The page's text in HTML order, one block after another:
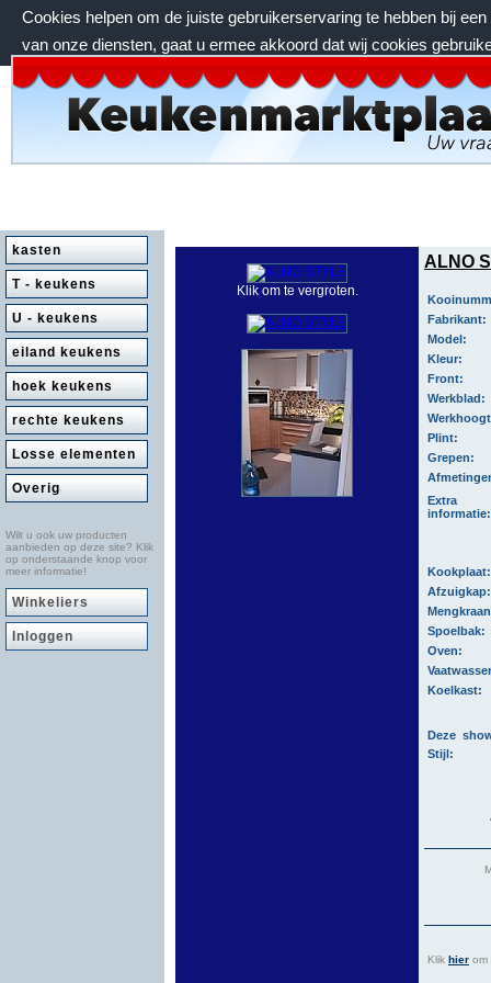
Cookies helpen om de juiste gebruikerservaring te hebben bij
van onze diensten, gaat u ermee akkoord dat wij cookies
zondag 9 augustus 2026, 12:33 uur
kasten
T - keukens
U - keukens
eiland keukens
hoek keukens
rechte keukens
Losse elementen
Overig
Wilt u ook uw producten
aanbieden op deze site? Klik
op onderstaande knop voor
meer informatie!
Winkeliers
Inloggen
Klik om te vergroten.
ALNO
Fabrikant:
Model:
Kleur:
Front:
Werkblad:
Plint:
Grepen:
Extra
informatie:
Spoelbak:
Oven:
Koelkast:
Deze
Stijl:
Klik hier om